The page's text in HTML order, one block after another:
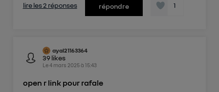
lire les 2 réponses répondre 1
ayal21163364
39 likes
Le4 mars 2025à 15:43
open r link pour rafale